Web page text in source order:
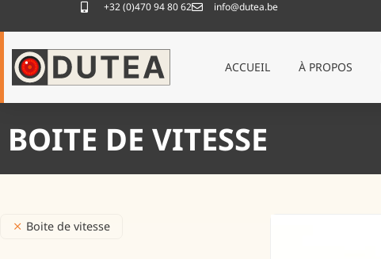
+32 (0)470 94 80 62 info@dutea.be
ACCUEIL À PROPOS
BOITE DE VITESSE
Boite de vitesse